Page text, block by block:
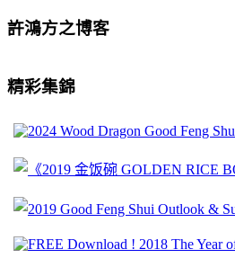
許鴻方之博客
精彩集錦